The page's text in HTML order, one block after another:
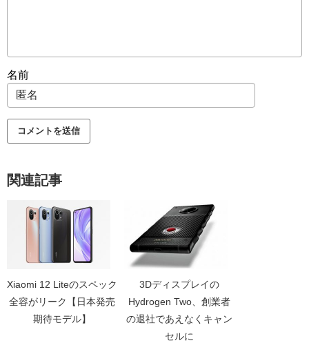
名前
関連記事
Xiaomi 12 Liteのスペック
全容がリーク【日本発売
期待モデル】
3Dディスプレイの
Hydrogen Two、創業者
の退社であえなくキャン
セルに